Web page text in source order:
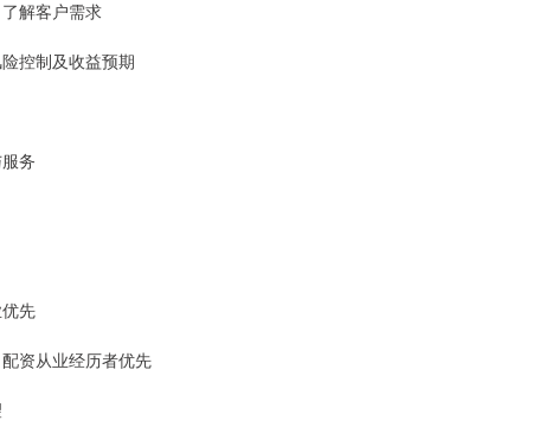
解客户需求
控制及收益预期
务
先
资从业经历者优先